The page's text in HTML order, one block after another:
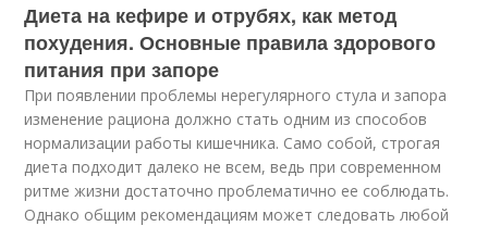
Диета на кефире и отрубях, как метод
похудения. Основные правила здорового
питания при запоре
При появлении проблемы нерегулярного стула и запора
изменение рациона должно стать одним из способов
нормализации работы кишечника. Само собой, строгая
диета подходит далеко не всем, ведь при современном
ритме жизни достаточно проблематично ее соблюдать.
Однако общим рекомендациям может следовать любой